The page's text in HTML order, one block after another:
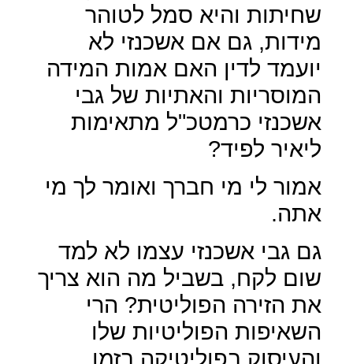
שחיתות והיא סמל לטוהר
מידות, גם אם אשכנזי לא
יועמד לדין האם אמות המידה
המוסריות והאתיות של גבי
אשכנזי כרמטכ"ל מתאימות
ליאיר לפיד?
אמור לי מי חברך ואומר לך מי
אתה.
גם גבי אשכנזי עצמו לא למד
שום לקח, בשביל מה הוא צריך
את הזירה הפוליטית? הרי
השאיפות הפוליטיות שלו
והעיסוק בפוליטיקה בזמן